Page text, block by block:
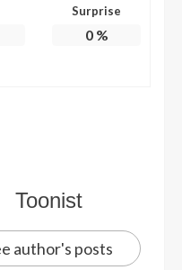
Surprise
0%
Toonist
author's posts